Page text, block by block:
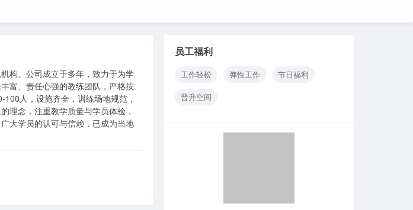
构。公司成立于多年，致力于为学
富、责任心强的教练团队，严格按
人，设施齐全，训练场地规范，
理念，注重教学质量与学员体验，
大学员的认可与信赖，已成为当地
员工福利
工作轻松 弹性工作
节日福利
晋升空间